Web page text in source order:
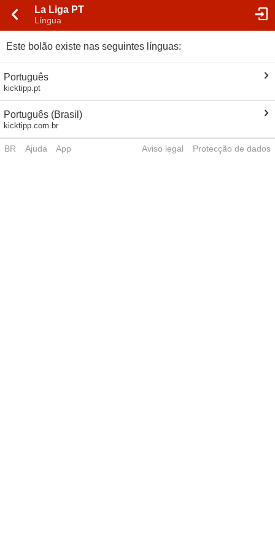
La Liga PT
Língua
Este bolão existe nas seguintes línguas:
Português
kicktipp.pt
Português (Brasil)
kicktipp.com.br
BR Ajuda App Aviso legal Protecção de dados